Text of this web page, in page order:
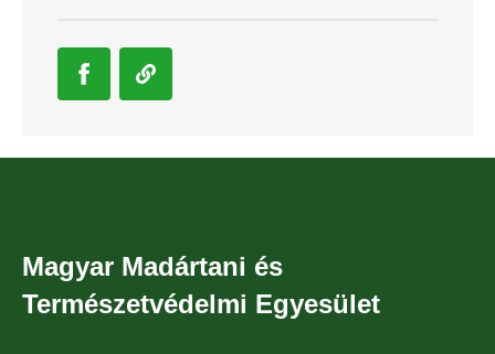
Magyar Madártani és
Természetvédelmi Egyesület